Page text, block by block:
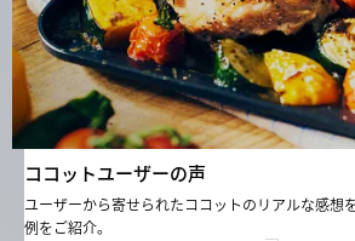
ココットユーザーの声
ユーザーから寄せられたココットのリアルな感想
例をご紹介。